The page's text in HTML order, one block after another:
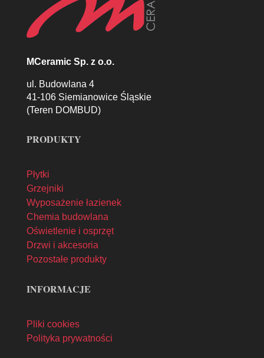
MCeramic Sp. z o.o.
ul. Budowlana 4
41-106 Siemianowice Śląskie
(Teren DOMBUD)
PRODUKTY
Płytki
Grzejniki
Wyposażenie łazienek
Chemia budowlana
Oświetlenie i osprzęt
Drzwi i akcesoria
Pozostałe produkty
INFORMACJE
Pliki cookies
Polityka prywatności